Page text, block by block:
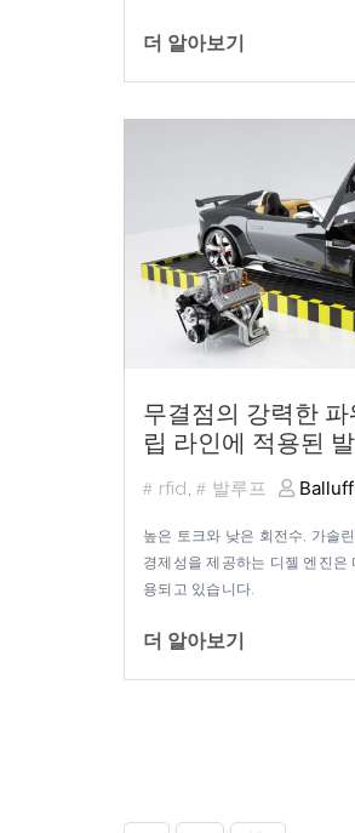
더 알아보기
무결점의 강력한
립 라인에 적용된
rfid, 발루프 Balluff
높은 토크와 낮은 회전수, 가솔
경제성을 제공하는 디젤 엔진은
용되고 있습니다.
더 알아보기